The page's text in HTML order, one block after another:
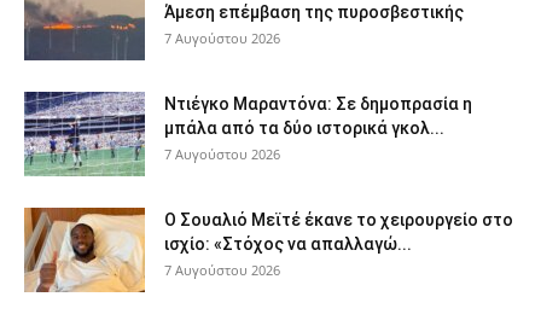
Άμεση επέμβαση της πυροσβεστικής
7 Αυγούστου 2026
Ντιέγκο Μαραντόνα: Σε δημοπρασία η
μπάλα από τα δύο ιστορικά γκολ...
7 Αυγούστου 2026
Ο Σουαλιό Μεϊτέ έκανε το χειρουργείο στο
ισχίο: «Στόχος να απαλλαγώ...
7 Αυγούστου 2026